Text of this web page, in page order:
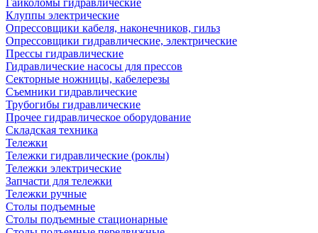
Гайколомы гидравлические
Клуппы электрические
Опрессовщики кабеля, наконечников, гильз
Опрессовщики гидравлические, электрические
Прессы гидравлические
Гидравлические насосы для прессов
Секторные ножницы, кабелерезы
Съемники гидравлические
Трубогибы гидравлические
Прочее гидравлическое оборудование
Складская техника
Тележки
Тележки гидравлические (роклы)
Тележки электрические
Запчасти для тележки
Тележки ручные
Столы подъемные
Столы подъемные стационарные